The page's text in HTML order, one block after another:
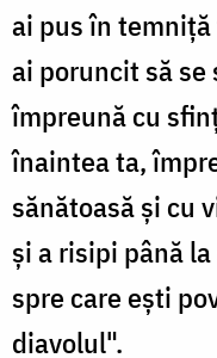
ai pus în
ai poruncit să
împreună cu
înaintea ta,
sănătoasă şi cu
şi a risipi până
spre care eşti
diavolul".